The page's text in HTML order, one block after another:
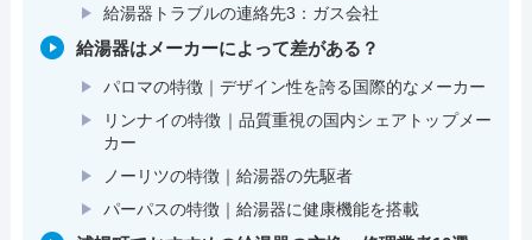
給湯器トラブルの連絡先3：ガス会社
給湯器はメーカーによって差がある？
パロマの特徴｜デザイン性を誇る国際的なメーカー
リンナイの特徴｜品質重視の国内シェアトップメー
カー
ノーリツの特徴｜給湯器の先駆者
パーパスの特徴｜給湯器に健康機能を搭載